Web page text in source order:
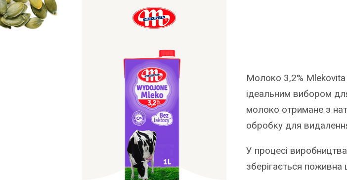
Молоко 3,2% Mlekovita
ідеальним вибором
молоко отримане з
обробку для
У процесі
зберігається поживна